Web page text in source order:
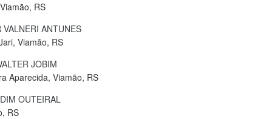
RS
VALNERI ANTUNES
Viamão, RS
JOBIM
Aparecida, Viamão, RS
OUTEIRAL
RS